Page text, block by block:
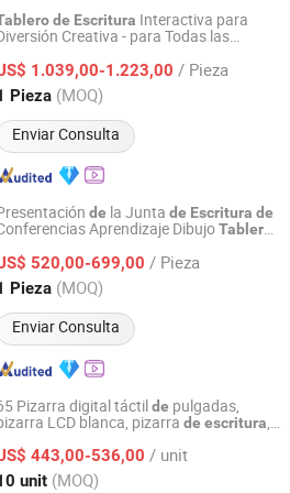
para
y uso docente
en la pared
enseñanza en
de Escritura Interactiva para
Creativa - para Todas las
1.039,00-1.223,00 / Pieza
Pieza (MOQ)
Enviar Consulta
Co., Ltd.
Desde 2022
de la Junta de Escritura de
Aprendizaje DibujoTablero
para Informe
520,00-699,00 / Pieza
Pieza (MOQ)
Enviar Consulta
Co., Ltd.
Desde 2022
Pizarra digital táctilde pulgadas,
LCD blanca, pizarra de escritura,
443,00-536,00 / unit
unit (MOQ)
Co., Ltd.
Desde 2026